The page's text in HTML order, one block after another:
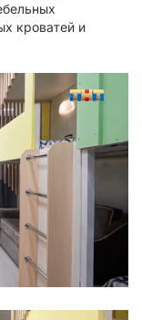
кроватей и